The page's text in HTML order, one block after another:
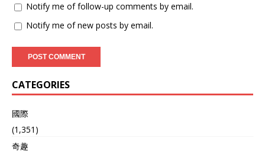
Notify me of follow-up comments by email.
Notify me of new posts by email.
CATEGORIES
國際
(1,351)
奇趣